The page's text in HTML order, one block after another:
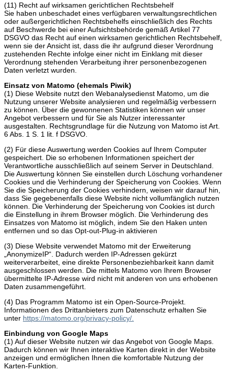
(11) Recht auf wirksamen gerichtlichen Rechtsbehelf
Sie haben unbeschadet eines verfügbaren verwaltungsrechtlichen
oder außergerichtlichen Rechtsbehelfs einschließlich des Rechts
auf Beschwerde bei einer Aufsichtsbehörde gemäß Artikel 77
DSGVO das Recht auf einen wirksamen gerichtlichen Rechtsbehelf,
wenn sie der Ansicht ist, dass die ihr aufgrund dieser Verordnung
zustehenden Rechte infolge einer nicht im Einklang mit dieser
Verordnung stehenden Verarbeitung ihrer personenbezogenen
Daten verletzt wurden.
Einsatz von Matomo (ehemals Piwik)
(1) Diese Website nutzt den Webanalysedienst Matomo, um die
Nutzung unserer Website analysieren und regelmäßig verbessern
zu können. Über die gewonnenen Statistiken können wir unser
Angebot verbessern und für Sie als Nutzer interessanter
ausgestalten. Rechtsgrundlage für die Nutzung von Matomo ist Art.
6 Abs. 1 S. 1 lit. f DSGVO.
(2) Für diese Auswertung werden Cookies auf Ihrem Computer
gespeichert. Die so erhobenen Informationen speichert der
Verantwortliche ausschließlich auf seinem Server in Deutschland.
Die Auswertung können Sie einstellen durch Löschung vorhandener
Cookies und die Verhinderung der Speicherung von Cookies. Wenn
Sie die Speicherung der Cookies verhindern, weisen wir darauf hin,
dass Sie gegebenenfalls diese Website nicht vollumfänglich nutzen
können. Die Verhinderung der Speicherung von Cookies ist durch
die Einstellung in ihrem Browser möglich. Die Verhinderung des
Einsatzes von Matomo ist möglich, indem Sie den Haken unten
entfernen und so das Opt-out-Plug-in aktivieren
(3) Diese Website verwendet Matomo mit der Erweiterung
„AnonymizeIP“. Dadurch werden IP-Adressen gekürzt
weiterverarbeitet, eine direkte Personenbeziehbarkeit kann damit
ausgeschlossen werden. Die mittels Matomo von Ihrem Browser
übermittelte IP-Adresse wird nicht mit anderen von uns erhobenen
Daten zusammengeführt.
(4) Das Programm Matomo ist ein Open-Source-Projekt.
Informationen des Drittanbieters zum Datenschutz erhalten Sie
unter https://matomo.org/privacy-policy/.
Einbindung von Google Maps
(1) Auf dieser Website nutzen wir das Angebot von Google Maps.
Dadurch können wir Ihnen interaktive Karten direkt in der Website
anzeigen und ermöglichen Ihnen die komfortable Nutzung der
Karten-Funktion.